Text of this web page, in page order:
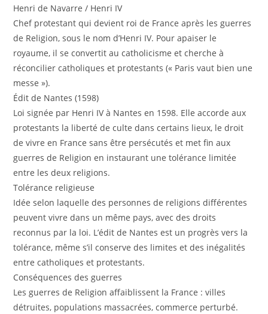
Henri de Navarre / Henri IV
Chef protestant qui devient roi de France après les guerres
de Religion, sous le nom d’Henri IV. Pour apaiser le
royaume, il se convertit au catholicisme et cherche à
réconcilier catholiques et protestants (« Paris vaut bien une
messe »).
Édit de Nantes (1598)
Loi signée par Henri IV à Nantes en 1598. Elle accorde aux
protestants la liberté de culte dans certains lieux, le droit
de vivre en France sans être persécutés et met fin aux
guerres de Religion en instaurant une tolérance limitée
entre les deux religions.
Tolérance religieuse
Idée selon laquelle des personnes de religions différentes
peuvent vivre dans un même pays, avec des droits
reconnus par la loi. L’édit de Nantes est un progrès vers la
tolérance, même s’il conserve des limites et des inégalités
entre catholiques et protestants.
Conséquences des guerres
Les guerres de Religion affaiblissent la France : villes
détruites, populations massacrées, commerce perturbé.